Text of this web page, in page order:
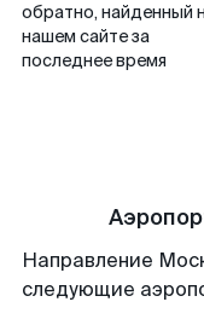
обратно, найденный
нашем сайте за
последнее время
Направление
следующие